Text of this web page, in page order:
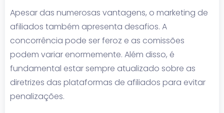
Apesar das numerosas vantagens, o marketing de
afiliados também apresenta desafios. A
concorrência pode ser feroz e as comissões
podem variar enormemente. Além disso, é
fundamental estar sempre atualizado sobre as
diretrizes das plataformas de afiliados para evitar
penalizações.